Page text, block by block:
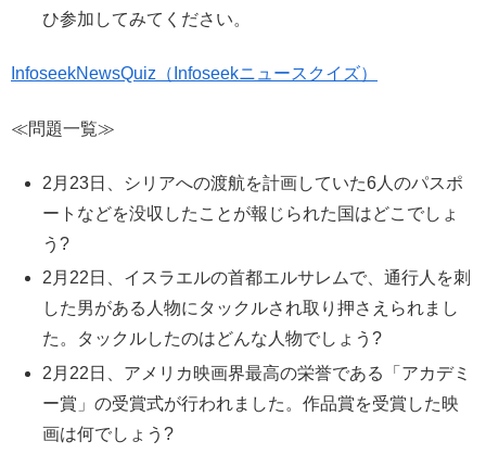
ひ参加してみてください。
InfoseekNewsQuiz（Infoseekニュースクイズ）
≪問題一覧≫
2月23日、シリアへの渡航を計画していた6人のパスポ
ートなどを没収したことが報じられた国はどこでしょ
う?
2月22日、イスラエルの首都エルサレムで、通行人を刺
した男がある人物にタックルされ取り押さえられまし
た。タックルしたのはどんな人物でしょう?
2月22日、アメリカ映画界最高の栄誉である「アカデミ
ー賞」の受賞式が行われました。作品賞を受賞した映
画は何でしょう?